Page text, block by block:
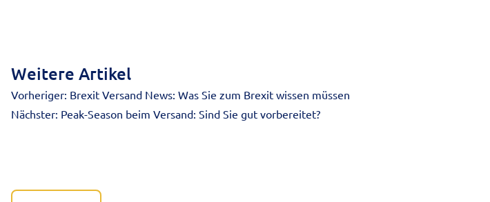
Weitere Artikel
Vorheriger: Brexit Versand News: Was Sie zum Brexit wissen müssen
Nächster: Peak-Season beim Versand: Sind Sie gut vorbereitet?